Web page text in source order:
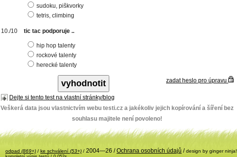
sudoku, piškvorky
tetris, climbing
tic tac podporuje ..
hip hop talenty
rockové talenty
herecké talenty
zadat heslo pro úpravu
Dejte si tento test na vlastní stránky/blog
Veškerá data jsou vlastnictvím webu testi.cz a jakékoliv jejich kopírování a šíření bez
souhlasu majitele není povoleno!
odpad (869+) / ke schválení (53+) / 2004—26 /Ochrana osobních údajů /design by ginger ninja!